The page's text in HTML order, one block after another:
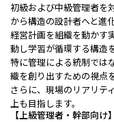
初級および中級管理者を
から構造の設計者へと進
経営計画を組織を動かす
動し学習が循環する構造
特に管理による統制では
織を創り出すための視点
さらに、現場のリアリテ
上も目指します。
【上級管理者・幹部向け】